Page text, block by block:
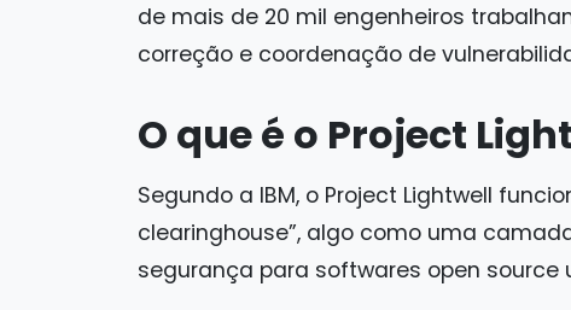
de mais de 20 mil engenheiros
correção e coordenação de
O que é o Project
Segundo a IBM, o Project Lightwell
clearinghouse”, algo como uma
segurança para softwares open